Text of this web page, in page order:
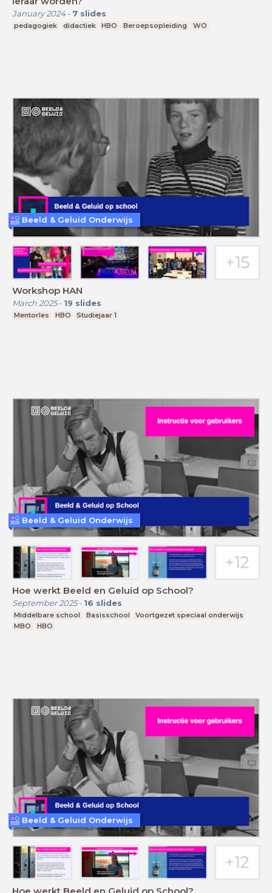
January 2024- 7 slides
pedagogiek didactiek HBO Beroepsopleiding WO
Workshop HAN
March 2025- 19 slides
Mentorles HBO Studiejaar 1
Beeld & Geluid Onderwijs
Hoe werkt Beeld en Geluid op School?
September 2025- 16 slides
Middelbare school Basisschool
Voortgezet speciaal onderwijs
MBO
HBO
Beeld & Geluid Onderwijs
Hoe werkt Beeld en Geluid op School?
Beeld & Geluid Onderwijs